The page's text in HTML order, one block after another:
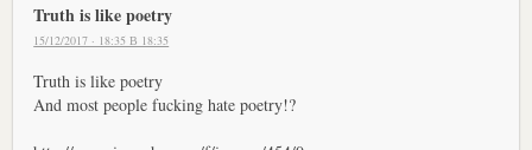
Truth is like poetry
15/12/2017 · 18:35 В 18:35
Truth is like poetry
And most people fucking hate poetry!?